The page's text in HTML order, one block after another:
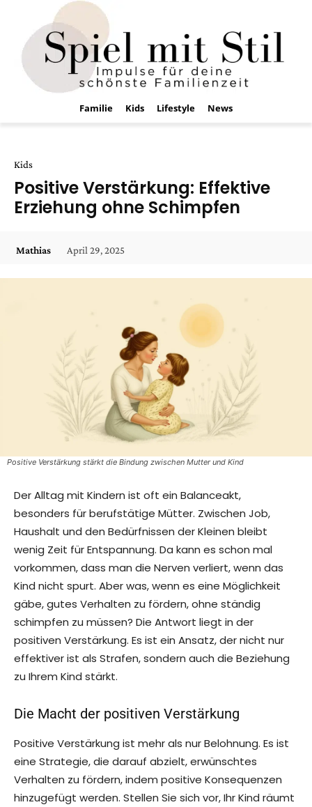
Familie Kids Lifestyle News
Kids
Positive Verstärkung: Effektive
Erziehung ohne Schimpfen
Mathias April 29, 2025
Positive Verstärkung stärkt die Bindung zwischen Mutter und Kind
Der Alltag mit Kindern ist oft ein Balanceakt,
besonders für berufstätige Mütter. Zwischen Job,
Haushalt und den Bedürfnissen der Kleinen bleibt
wenig Zeit für Entspannung. Da kann es schon mal
vorkommen, dass man die Nerven verliert, wenn das
Kind nicht spurt. Aber was, wenn es eine Möglichkeit
gäbe, gutes Verhalten zu fördern, ohne ständig
schimpfen zu müssen? Die Antwort liegt in der
positiven Verstärkung. Es ist ein Ansatz, der nicht nur
effektiver ist als Strafen, sondern auch die Beziehung
zu Ihrem Kind stärkt.
Die Macht der positiven Verstärkung
Positive Verstärkung ist mehr als nur Belohnung. Es ist
eine Strategie, die darauf abzielt, erwünschtes
Verhalten zu fördern, indem positive Konsequenzen
hinzugefügt werden. Stellen Sie sich vor, Ihr Kind räumt